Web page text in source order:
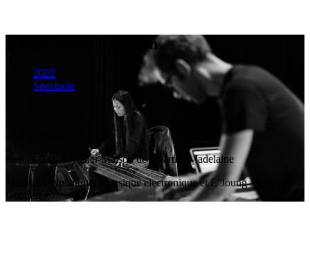
KEDA électro coréen
2022
Spectacle
Grand Atelier Maison de Quartier Madelaine
Mathias Delplanque – musique électronique et E’Joung Ju –
Geomungo